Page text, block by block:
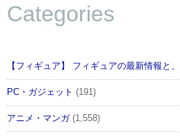
Categories
【フィギュア】 フィギュアの最新情報と
PC・ガジェット (191)
アニメ・マンガ(1,558)